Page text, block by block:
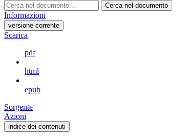
Cerca nel documento
Informazioni
versione-corrente
Scarica
pdf
html
epub
Sorgente
Azioni
indice dei contenuti